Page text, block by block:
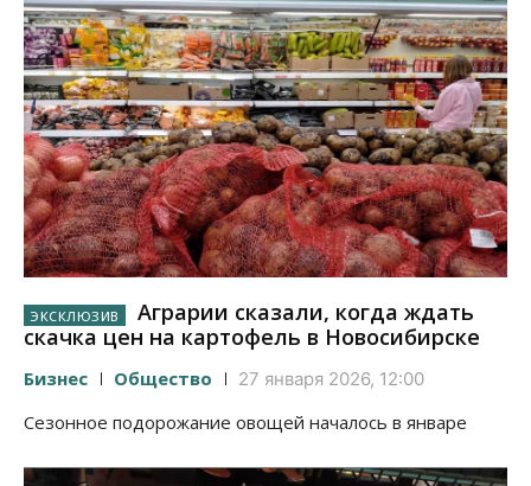
Аграрии сказали, когда ждать
скачка цен на картофель в Новосибирске
Бизнес Общество 27 января 2026, 12:00
Сезонное подорожание овощей началось в январе